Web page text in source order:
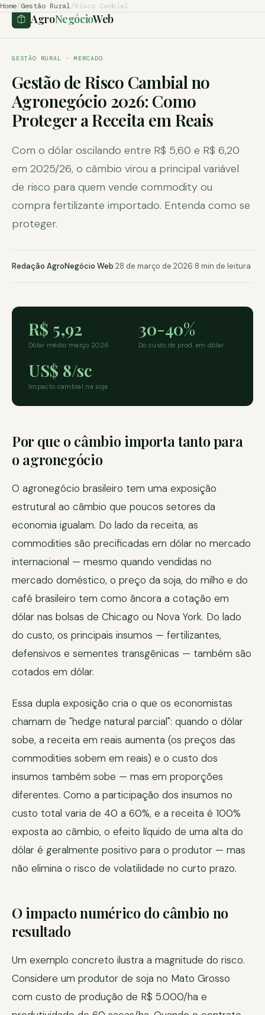
AgroNegócioWeb
Home/Gestão Rural/Risco Cambial
GESTÃO RURAL · MERCADO
Gestão de Risco Cambial no
Agronegócio 2026: Como
Proteger a Receita em Reais
Com o dólar oscilando entre R$ 5,60 e R$ 6,20
em 2025/26, o câmbio virou a principal variável
de risco para quem vende commodity ou
compra fertilizante importado. Entenda como se
proteger.
Redação AgroNegócio Web·28 de março de 2026·8 min de leitura
R$ 5,92
Dólar médio março 2026
30-40%
Do custo de prod. em dólar
US$ 8/sc
Impacto cambial na soja
Por que o câmbio importa tanto para
o agronegócio
O agronegócio brasileiro tem uma exposição
estrutural ao câmbio que poucos setores da
economia igualam. Do lado da receita, as
commodities são precificadas em dólar no mercado
internacional — mesmo quando vendidas no
mercado doméstico, o preço da soja, do milho e do
café brasileiro tem como âncora a cotação em
dólar nas bolsas de Chicago ou Nova York. Do lado
do custo, os principais insumos — fertilizantes,
defensivos e sementes transgênicas — também são
cotados em dólar.
Essa dupla exposição cria o que os economistas
chamam de "hedge natural parcial": quando o dólar
sobe, a receita em reais aumenta (os preços das
commodities sobem em reais) e o custo dos
insumos também sobe — mas em proporções
diferentes. Como a participação dos insumos no
custo total varia de 40 a 60%, e a receita é 100%
exposta ao câmbio, o efeito líquido de uma alta do
dólar é geralmente positivo para o produtor — mas
não elimina o risco de volatilidade no curto prazo.
O impacto numérico do câmbio no
resultado
Um exemplo concreto ilustra a magnitude do risco.
Considere um produtor de soja no Mato Grosso
com custo de produção de R$ 5.000/ha e